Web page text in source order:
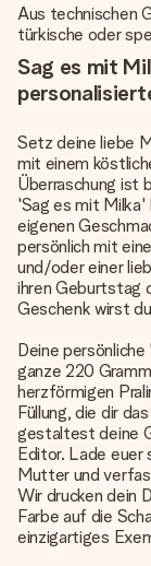
Aus technischen
türkische oder
Sag es mit
Setz deine liebe
mit einem
Überraschung ist
'Sag es mit
eigenen
persönlich mit
und/oder einer
ihren Geburtstag
Geschenk wirst
Deine
ganze 220
herzförmigen
Füllung, die dir
gestaltest deine
Editor. Lade euer
Mutter und
Wir drucken dein
Farbe auf die
einzigartiges